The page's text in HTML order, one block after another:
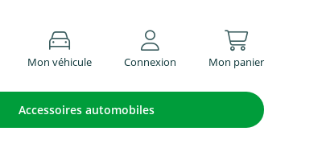
Mon véhicule Connexion Mon panier
Accessoires automobiles